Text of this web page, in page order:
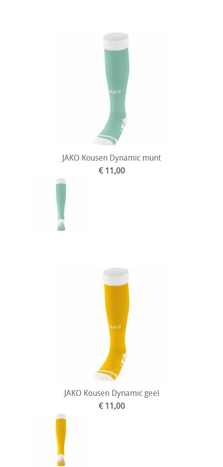
JAKO Kousen Dynamic munt
€ 11,00
JAKO Kousen Dynamic geel
€ 11,00